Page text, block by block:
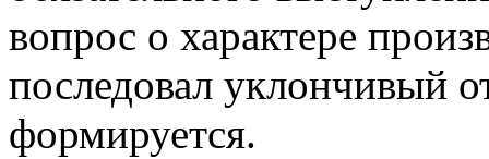
вопрос о характере
последовал уклончивый
формируется.